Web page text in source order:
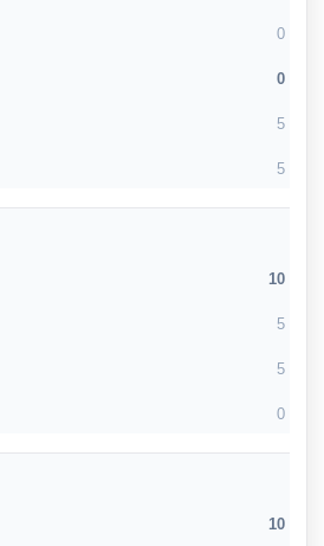
0
0
5
5
10
5
5
0
10